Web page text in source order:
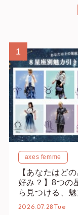
1
axes femme
【あなたはど
好み？】8つの
ら見つける、
タイリング♡
2026.07.28 Tue